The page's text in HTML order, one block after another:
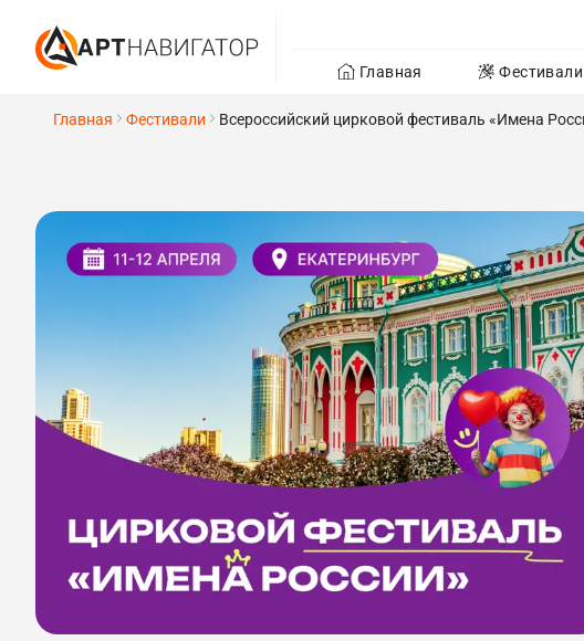
Главная Фестивали
Главная Фестивали Всероссийский цирковой фестиваль «Имена